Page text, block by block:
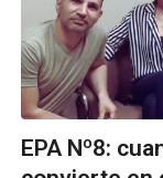
EPA Nº8: